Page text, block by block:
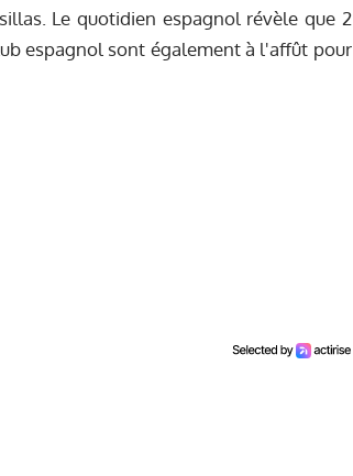
Le quotidien espagnol révèle que 2
espagnol sont également à l'affût pour